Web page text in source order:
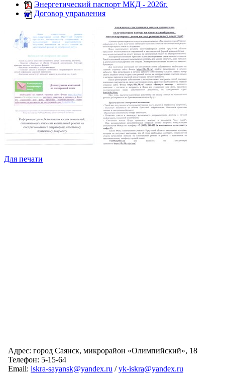
Энергетический паспорт МКД - 2026г.
Договор управления
Для печати
Адрес: город Саянск, микрорайон «Олимпийский», 18
Телефон: 5-15-64
Email: iskra-sayansk@yandex.ru /yk-iskra@yandex.ru